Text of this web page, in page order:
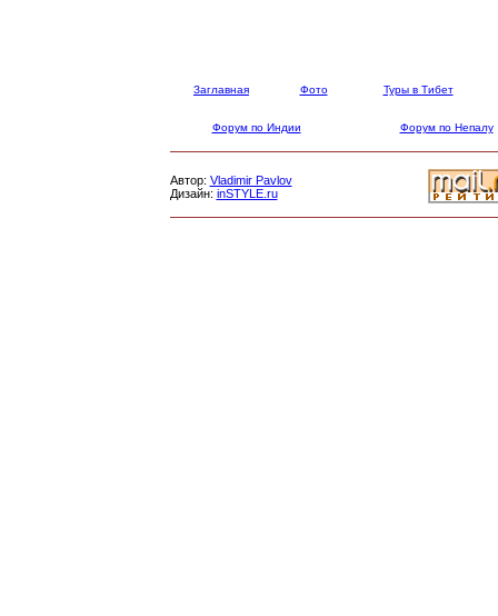
Заглавная Фото Туры в Тибет
Форум по Индии Форум по Непалу
Автор: Vladimir Pavlov
Дизайн: inSTYLE.ru